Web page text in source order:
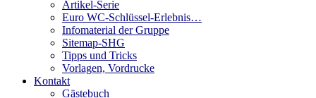
Artikel-Serie
Euro WC-Schlüssel-Erlebnis…
Infomaterial der Gruppe
Sitemap-SHG
Tipps und Tricks
Vorlagen, Vordrucke
Kontakt
Gästebuch